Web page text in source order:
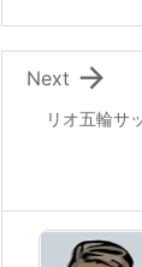
リオ五輪サ

Next